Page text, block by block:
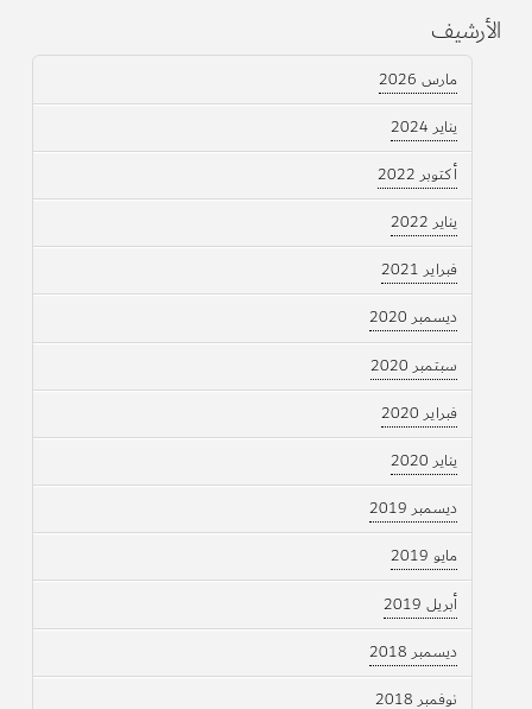
الأرشيف
مارس 2026
يناير 2024
أكتوبر 2022
يناير 2022
فبراير 2021
ديسمبر 2020
سبتمبر 2020
فبراير 2020
يناير 2020
ديسمبر 2019
مايو 2019
أبريل 2019
ديسمبر 2018
نوفمبر 2018